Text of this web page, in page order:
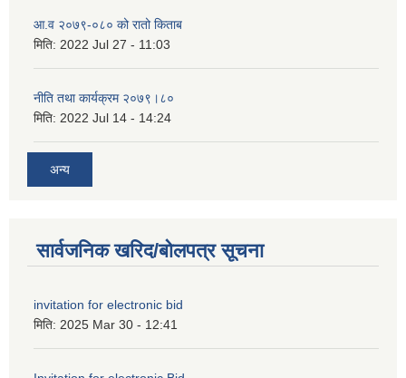
आ.व २०७९-०८० को रातो किताब
मिति: 2022 Jul 27 - 11:03
नीति तथा कार्यक्रम २०७९।८०
मिति: 2022 Jul 14 - 14:24
अन्य
सार्वजनिक खरिद/बोलपत्र सूचना
invitation for electronic bid
मिति: 2025 Mar 30 - 12:41